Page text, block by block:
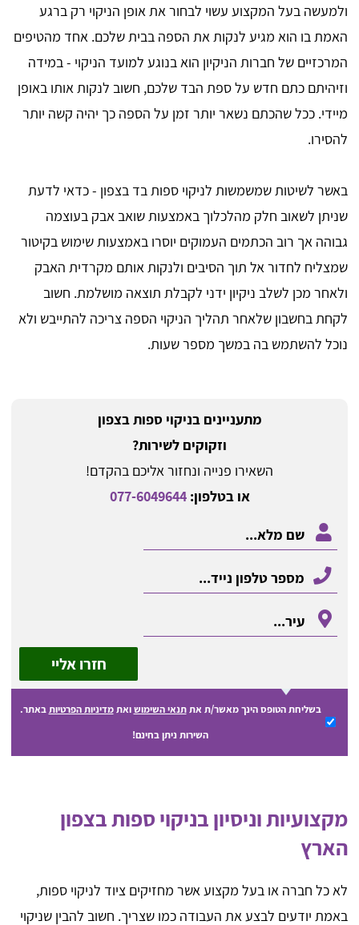
ולמעשה בעל המקצוע עשוי לבחור את אופן הניקוי רק ברגע
האמת בו הוא מגיע לנקות את הספה בבית שלכם. אחד מהטיפים
המרכזיים של חברות הניקיון הוא בנוגע למועד הניקוי - במידה
וזיהיתם כתם חדש על ספת הבד שלכם, חשוב לנקות אותו באופן
מיידי. ככל שהכתם נשאר יותר זמן על הספה כך יהיה קשה יותר
להסירו.
באשר לשיטות שמשמשות לניקוי ספות בד בצפון - כדאי לדעת
שניתן לשאוב חלק מהלכלוך באמצעות שואב אבק בעוצמה
גבוהה אך רוב הכתמים העמוקים יוסרו באמצעות שימוש בקיטור
שמצליח לחדור אל תוך הסיבים ולנקות אותם מקרדית האבק
ולאחר מכן לשלב ניקיון ידני לקבלת תוצאה מושלמת. חשוב
לקחת בחשבון שלאחר תהליך הניקוי הספה צריכה להתייבש ולא
נוכל להשתמש בה במשך מספר שעות.
מתעניינים בניקוי ספות בצפון
וזקוקים לשירות?
השאירו פנייה ונחזור אליכם בהקדם!
או בטלפון:077-6049644
חזרו אליי
בשליחת הטופס הינך מאשר/ת אתתנאי השימושואתמדיניות הפרטיותבאתר.
השירות ניתן בחינם!
מקצועיות וניסיון בניקוי ספות בצפון
הארץ
לא כל חברה או בעל מקצוע אשר מחזיקים ציוד לניקוי ספות,
באמת יודעים לבצע את העבודה כמו שצריך. חשוב להבין שניקוי